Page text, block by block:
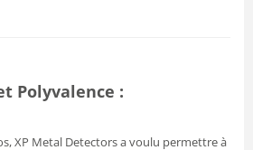
Polyvalence :
XP Metal Detectors a voulu permettre à